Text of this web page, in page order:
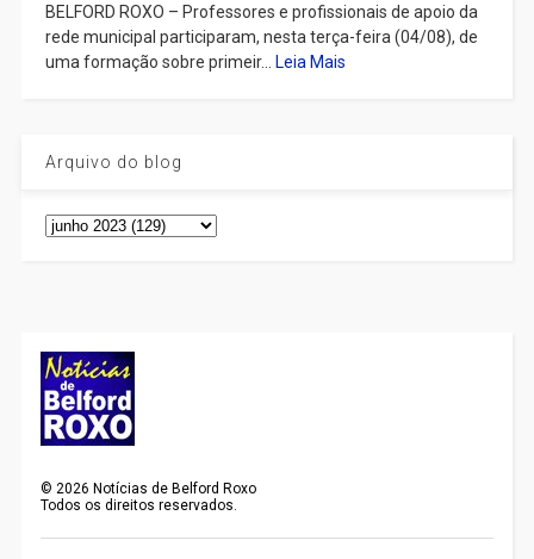
BELFORD ROXO – Professores e profissionais de apoio da
rede municipal participaram, nesta terça-feira (04/08), de
uma formação sobre primeir... Leia Mais
Arquivo do blog
©2026 Notícias de Belford Roxo
Todos os direitos reservados.